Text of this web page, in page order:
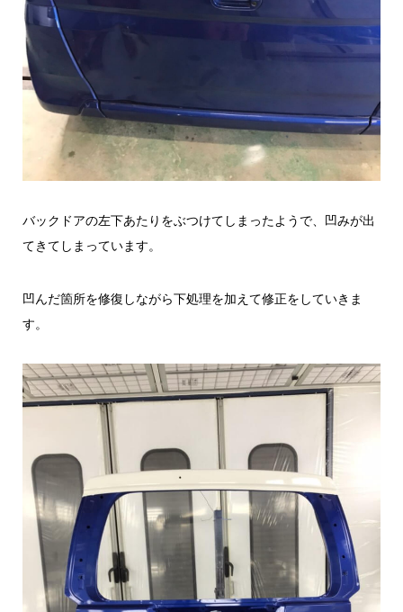
バックドアの左下あたりをぶつけてしまったようで、凹みが出
てきてしまっています。
凹んだ箇所を修復しながら下処理を加えて修正をしていきま
す。